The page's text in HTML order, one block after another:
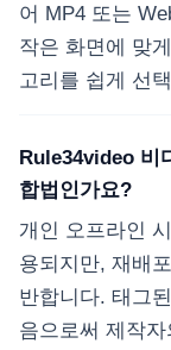
어 MP4 또는
작은 화면에 맞
고리를 쉽게 선
Rule34video 비
합법인가요?
개인 오프라인
용되지만, 재배
반합니다. 태그
음으로써 제작